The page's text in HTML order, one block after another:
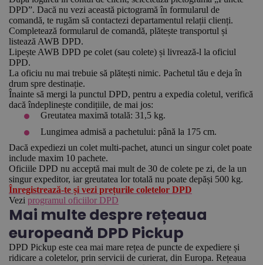
DPD”. Dacă nu vezi această pictogramă în formularul de
comandă, te rugăm să contactezi departamentul relații clienți.
Completează formularul de comandă, plătește transportul și
listează AWB DPD.
Lipește AWB DPD pe colet (sau colete) și livrează-l la oficiul
DPD.
La oficiu nu mai trebuie să plătești nimic. Pachetul tău e deja în
drum spre destinație.
Înainte să mergi la punctul DPD, pentru a expedia coletul, verifică
dacă îndeplinește condițiile, de mai jos:
Greutatea maximă totală: 31,5 kg.
Lungimea admisă a pachetului: până la 175 cm.
Dacă expediezi un colet multi-pachet, atunci un singur colet poate
include maxim 10 pachete.
Oficiile DPD nu acceptă mai mult de 30 de colete pe zi, de la un
singur expeditor, iar greutatea lor totală nu poate depăși 500 kg.
Înregistrează-te și vezi prețurile coletelor DPD
Vezi programul oficiilor DPD
Mai multe despre rețeaua
europeană DPD Pickup
DPD Pickup este cea mai mare rețea de puncte de expediere și
ridicare a coletelor, prin servicii de curierat, din Europa. Rețeaua